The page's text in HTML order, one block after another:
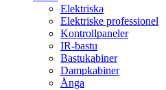
Elektriska
Elektriske professionel
Kontrollpaneler
IR-bastu
Bastukabiner
Dampkabiner
Ånga